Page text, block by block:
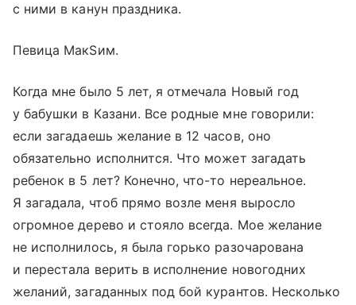
с ними в канун праздника.
Певица МакSим.
Когда мне было 5 лет, я отмечала Новый год
у бабушки в Казани. Все родные мне говорили:
если загадаешь желание в 12 часов, оно
обязательно исполнится. Что может загадать
ребенок в 5 лет? Конечно, что-то нереальное.
Я загадала, чтоб прямо возле меня выросло
огромное дерево и стояло всегда. Мое желание
не исполнилось, я была горько разочарована
и перестала верить в исполнение новогодних
желаний, загаданных под бой курантов. Несколько